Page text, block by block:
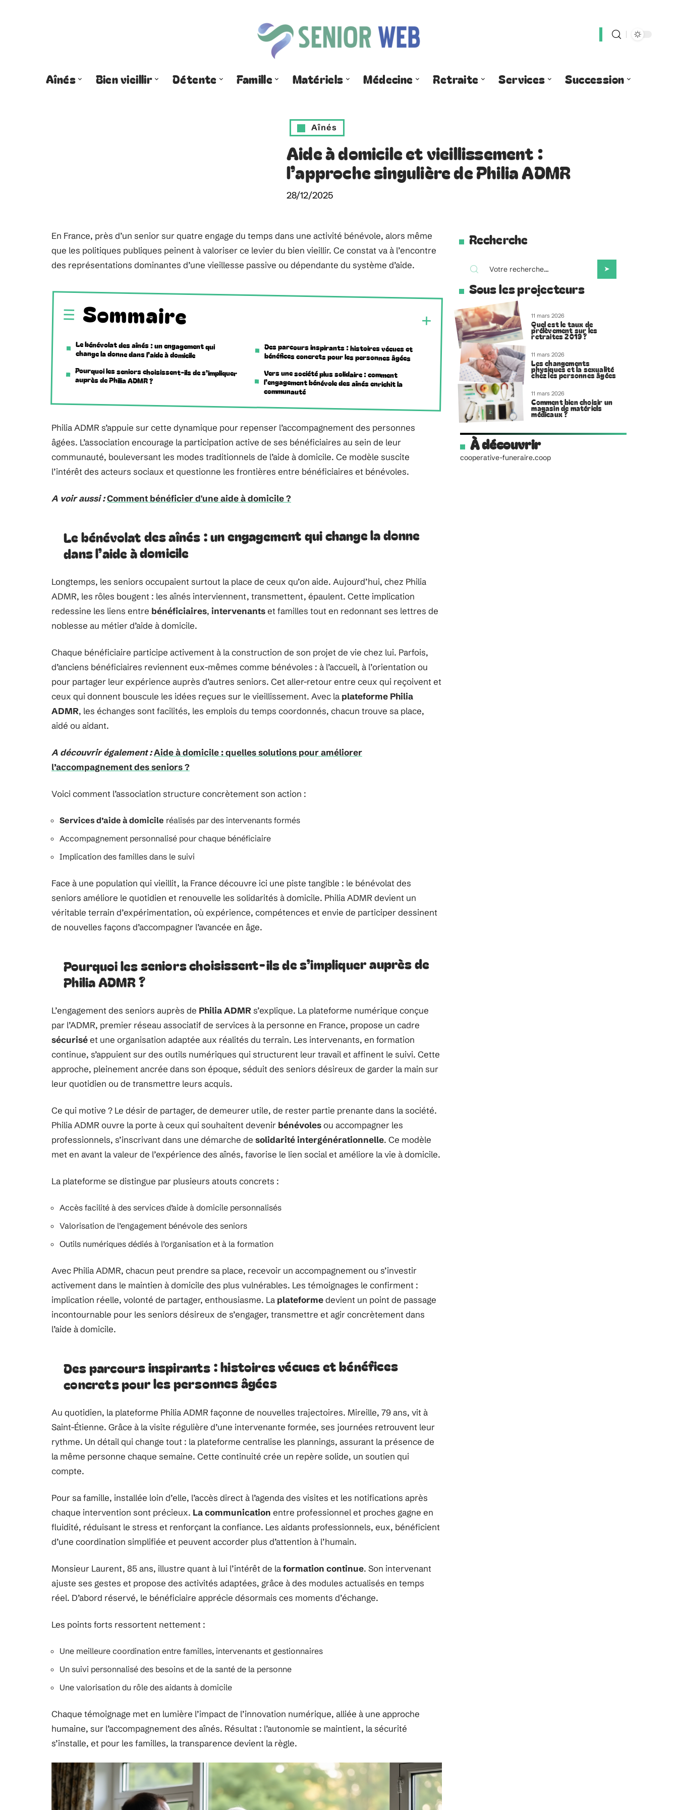
Aînés Bien vieillir Détente Famille Matériels Médecine Retraite Services Succession
Aînés
Aide à domicile et vieillissement :
l’approche singulière de Philia ADMR
28/12/2025
En France, près d’un senior sur quatre engage du temps dans une activité bénévole, alors même
que les politiques publiques peinent à valoriser ce levier du bien vieillir. Ce constat va à l’encontre
des représentations dominantes d’une vieillesse passive ou dépendante du système d’aide.
Sommaire
Le bénévolat des aînés : un engagement qui
change la donne dans l’aide à domicile
Pourquoi les seniors choisissent-ils de s’impliquer
auprès de Philia ADMR ?
Des parcours inspirants : histoires vécues et
bénéfices concrets pour les personnes âgées
Vers une société plus solidaire : comment
l’engagement bénévole des aînés enrichit la
communauté
Philia ADMR s’appuie sur cette dynamique pour repenser l’accompagnement des personnes
âgées. L’association encourage la participation active de ses bénéficiaires au sein de leur
communauté, bouleversant les modes traditionnels de l’aide à domicile. Ce modèle suscite
l’intérêt des acteurs sociaux et questionne les frontières entre bénéficiaires et bénévoles.
A voir aussi :Comment bénéficier d'une aide à domicile ?
Le bénévolat des aînés : un engagement qui change la donne
dans l’aide à domicile
Longtemps, les seniors occupaient surtout la place de ceux qu’on aide. Aujourd’hui, chez Philia
ADMR, les rôles bougent : les aînés interviennent, transmettent, épaulent. Cette implication
redessine les liens entre bénéficiaires, intervenantset familles tout en redonnant ses lettres de
noblesse au métier d’aide à domicile.
Chaque bénéficiaire participe activement à la construction de son projet de vie chez lui. Parfois,
d’anciens bénéficiaires reviennent eux-mêmes comme bénévoles : à l’accueil, à l’orientation ou
pour partager leur expérience auprès d’autres seniors. Cet aller-retour entre ceux qui reçoivent et
ceux qui donnent bouscule les idées reçues sur le vieillissement. Avec la plateforme Philia
ADMR, les échanges sont facilités, les emplois du temps coordonnés, chacun trouve sa place,
aidé ou aidant.
A découvrir également :Aide à domicile : quelles solutions pour améliorer
l’accompagnement des seniors ?
Voici comment l’association structure concrètement son action :
Services d’aide à domicile réalisés par des intervenants formés
Accompagnement personnalisé pour chaque bénéficiaire
Implication des familles dans le suivi
Face à une population qui vieillit, la France découvre ici une piste tangible : le bénévolat des
seniors améliore le quotidien et renouvelle les solidarités à domicile. Philia ADMR devient un
véritable terrain d’expérimentation, où expérience, compétences et envie de participer dessinent
de nouvelles façons d’accompagner l’avancée en âge.
Pourquoi les seniors choisissent-ils de s’impliquer auprès de
Philia ADMR ?
L’engagement des seniors auprès de Philia ADMR s’explique. La plateforme numérique conçue
par l’ADMR, premier réseau associatif de services à la personne en France, propose un cadre
sécuriséet une organisation adaptée aux réalités du terrain. Les intervenants, en formation
continue, s’appuient sur des outils numériques qui structurent leur travail et affinent le suivi. Cette
approche, pleinement ancrée dans son époque, séduit des seniors désireux de garder la main sur
leur quotidien ou de transmettre leurs acquis.
Ce qui motive ? Le désir de partager, de demeurer utile, de rester partie prenante dans la société.
Philia ADMR ouvre la porte à ceux qui souhaitent devenir bénévolesou accompagner les
professionnels, s’inscrivant dans une démarche de solidarité intergénérationnelle. Ce modèle
met en avant la valeur de l’expérience des aînés, favorise le lien social et améliore la vie à domicile.
La plateforme se distingue par plusieurs atouts concrets :
Accès facilité à des services d’aide à domicile personnalisés
Valorisation de l’engagement bénévole des seniors
Outils numériques dédiés à l’organisation et à la formation
Avec Philia ADMR, chacun peut prendre sa place, recevoir un accompagnement ou s’investir
activement dans le maintien à domicile des plus vulnérables. Les témoignages le confirment :
implication réelle, volonté de partager, enthousiasme. La plateformedevient un point de passage
incontournable pour les seniors désireux de s’engager, transmettre et agir concrètement dans
l’aide à domicile.
Des parcours inspirants : histoires vécues et bénéfices
concrets pour les personnes âgées
Au quotidien, la plateforme Philia ADMR façonne de nouvelles trajectoires. Mireille, 79 ans, vit à
Saint-Étienne. Grâce à la visite régulière d’une intervenante formée, ses journées retrouvent leur
rythme. Un détail qui change tout : la plateforme centralise les plannings, assurant la présence de
la même personne chaque semaine. Cette continuité crée un repère solide, un soutien qui
compte.
Pour sa famille, installée loin d’elle, l’accès direct à l’agenda des visites et les notifications après
chaque intervention sont précieux. La communication entre professionnel et proches gagne en
fluidité, réduisant le stress et renforçant la confiance. Les aidants professionnels, eux, bénéficient
d’une coordination simplifiée et peuvent accorder plus d’attention à l’humain.
Monsieur Laurent, 85 ans, illustre quant à lui l’intérêt de laformation continue. Son intervenant
ajuste ses gestes et propose des activités adaptées, grâce à des modules actualisés en temps
réel. D’abord réservé, le bénéficiaire apprécie désormais ces moments d’échange.
Les points forts ressortent nettement :
Une meilleure coordination entre familles, intervenants et gestionnaires
Un suivi personnalisé des besoins et de la santé de la personne
Une valorisation du rôle des aidants à domicile
Chaque témoignage met en lumière l’impact de l’innovation numérique, alliée à une approche
humaine, sur l’accompagnement des aînés. Résultat : l’autonomie se maintient, la sécurité
s’installe, et pour les familles, la transparence devient la règle.
Recherche
Sous les projecteurs
11 mars 2026
Quel est le taux de
prélèvement sur les
retraites 2019 ?
11 mars 2026
Les changements
physiques et la sexualité
chez les personnes âgées
11 mars 2026
Comment bien choisir un
magasin de matériels
médicaux ?
À découvrir
cooperative-funeraire.coop